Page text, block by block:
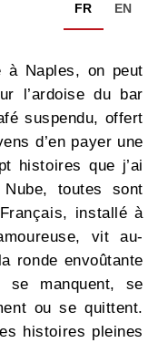
FR EN
à Naples, on peut
l’ardoise du bar
suspendu, offert
d’en payer une
histoires que j’ai
toutes sont
installé à
vit au-
ronde envoûtante
manquent, se
ou se quittent.
histoires pleines